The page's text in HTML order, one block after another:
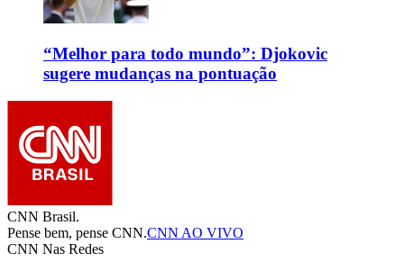
“Melhor para todo mundo”: Djokovic
sugere mudanças na pontuação
CNN Brasil.
Pense bem, pense CNN.CNN AO VIVO
CNN Nas Redes